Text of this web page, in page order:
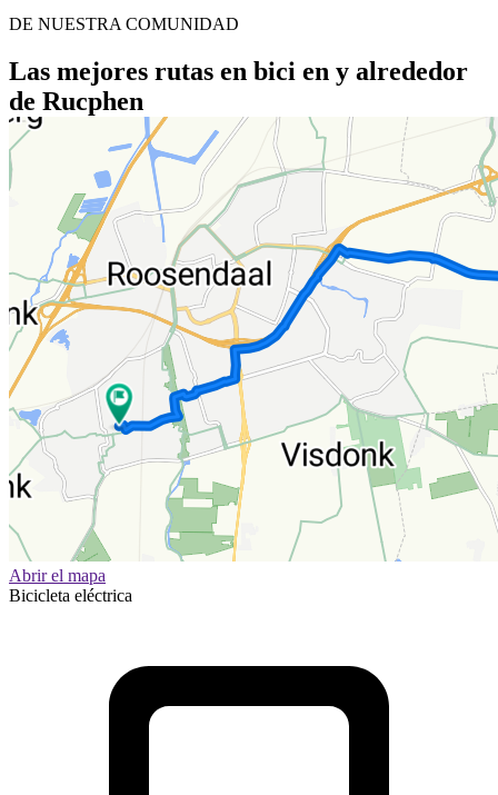
DE NUESTRA COMUNIDAD
Las mejores rutas en bici en y alrededor
de Rucphen
Abrir el mapa
Bicicleta eléctrica